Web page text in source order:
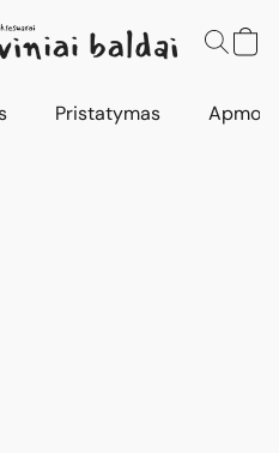
Pristatymas